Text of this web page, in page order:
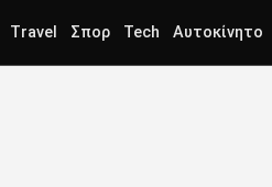
Travel Σπορ Tech Αυτοκίνητο